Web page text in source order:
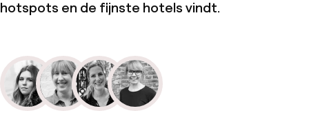
hotspots en de fijnste hotels vindt.